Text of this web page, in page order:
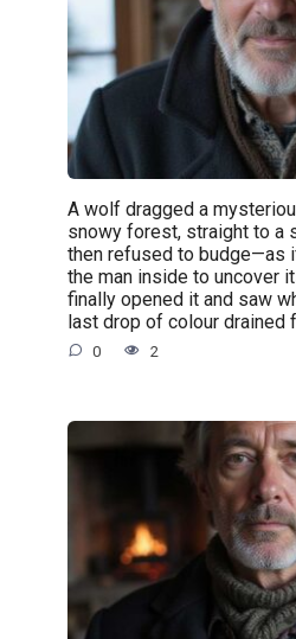
A wolf dragged a
snowy forest, straight to a
then refused to budge—as
the man inside to uncover
finally opened it and saw
last drop of colour drained
0 2